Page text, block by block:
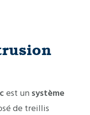
est un système
de treillis